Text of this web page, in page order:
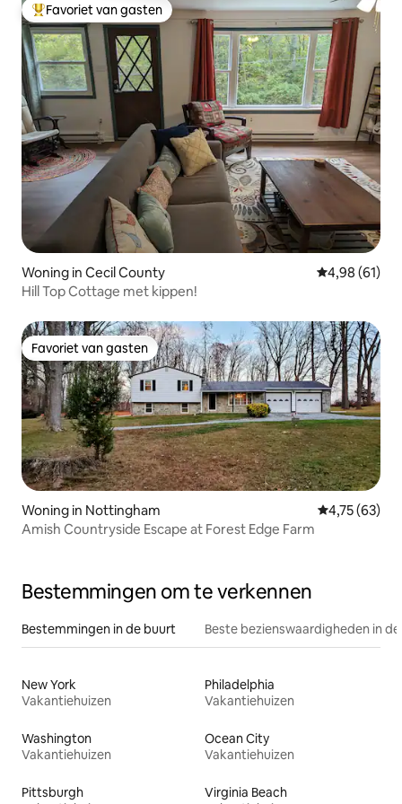
Topfavoriet van gasten
Favoriet van gasten
Woning in Cecil County Gemiddelde
4,98 (61)
Hill Top Cottage met kippen!
Favoriet van gasten
Favoriet van gasten
Woning in Nottingham Gemiddelde
4,75 (63)
Amish Countryside Escape at Forest Edge Farm
Bestemmingen om te verkennen
Bestemmingen in de buurt Beste bezienswaardigheden in
New York
Vakantiehuizen
Philadelphia
Vakantiehuizen
Washington
Vakantiehuizen
Ocean City
Vakantiehuizen
Pittsburgh
Virginia Beach